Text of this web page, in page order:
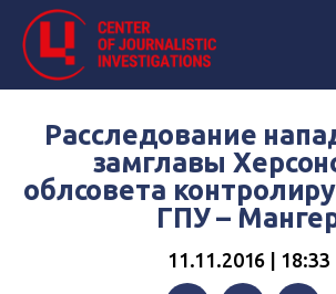
Расследование
замглавы
облсовета
ГПУ –
11.11.2016 | 18:33